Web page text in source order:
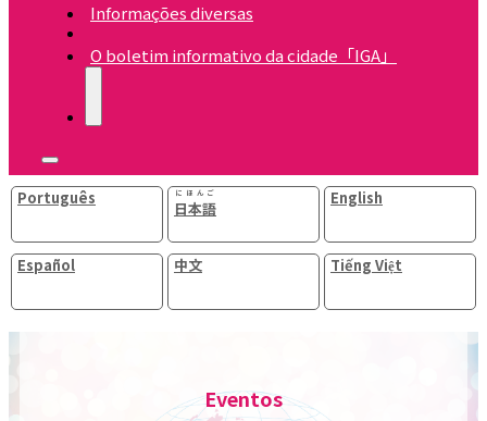
Informações diversas
O boletim informativo da cidade「IGA」
Português
日本語
にほんご English
Español 中文 Tiếng Việt
Eventos